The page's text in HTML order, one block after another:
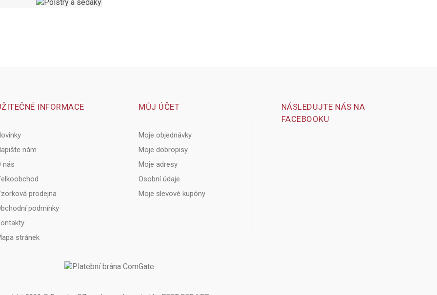
INFORMACE
nám
nás
prodejna
podmínky
stránek
MŮJ ÚČET
Moje objednávky
Moje dobropisy
Moje adresy
Osobní údaje
Moje slevové kupóny
NÁSLEDUJTE NÁS NA
FACEBOOKU